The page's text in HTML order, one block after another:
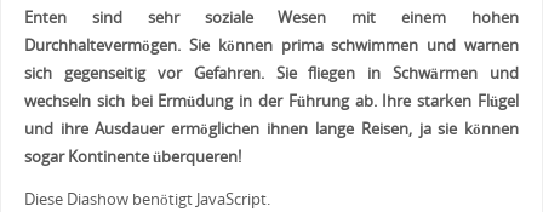
Enten sind sehr soziale Wesen mit einem hohen
Durchhaltevermögen. Sie können prima schwimmen und warnen
sich gegenseitig vor Gefahren. Sie fliegen in Schwärmen und
wechseln sich bei Ermüdung in der Führung ab. Ihre starken Flügel
und ihre Ausdauer ermöglichen ihnen lange Reisen, ja sie können
sogar Kontinente überqueren!
Diese Diashow benötigt JavaScript.